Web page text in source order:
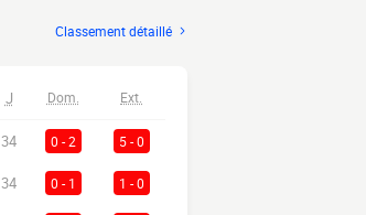
Classement détaillé
J Dom. Ext.
34 0 - 2 5 - 0
34 0 - 1 1 - 0